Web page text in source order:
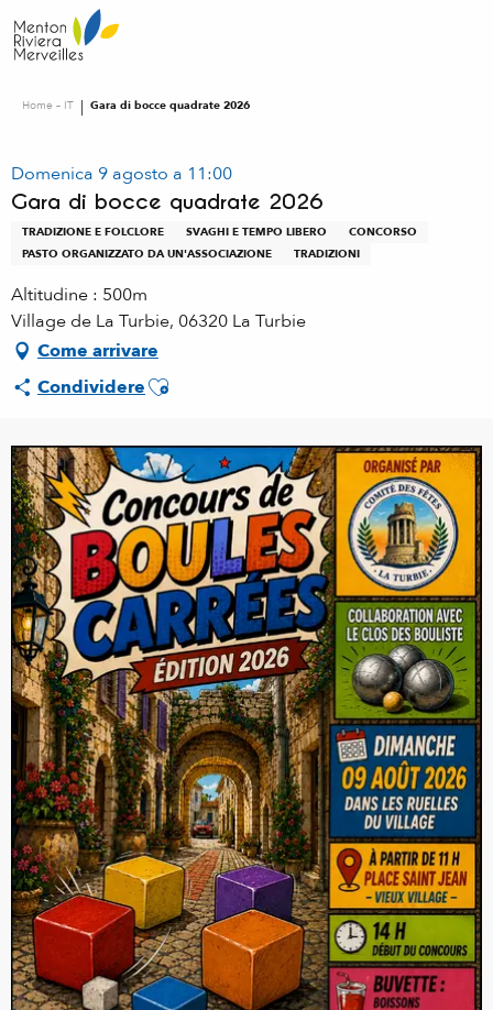
au
contenu
Home – IT Gara di bocce quadrate 2026
Domenica 9 agosto a 11:00
Gara di bocce quadrate 2026
TRADIZIONE E FOLCLORE SVAGHI E TEMPO LIBERO
CONCORSO
PASTO ORGANIZZATO DA UN'ASSOCIAZIONE
TRADIZIONI
Altitudine : 500m
Village de La Turbie, 06320 La Turbie
Come arrivare
CondividereAjouter aux favoris